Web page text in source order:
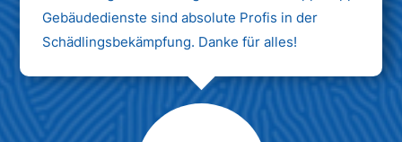
Gebäudedienste sind absolute Profis in der
Schädlingsbekämpfung. Danke für alles!